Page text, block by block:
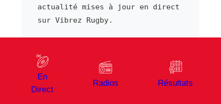
actualité mises à jour en direct
sur Vibrez Rugby.
⬅ Joueur précédent
Alban Placines
Joueur suivant ➜
Luka Plataret
En
Direct
Radios Résultats